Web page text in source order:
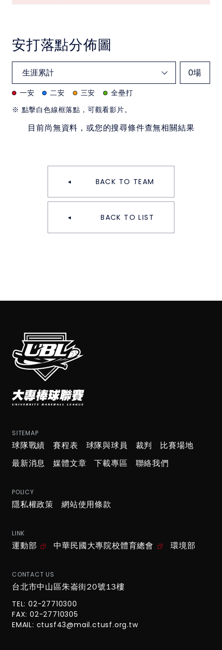
安打落點分佈圖
0場
一安 二安 三安
全壘打
※ 點擊白色線框落點，可觀看影片。
目前尚無資料，或您的搜尋條件查無相關結果
BACK TO TEAM
BACK TO LIST
SITEMAP
球隊戰績 賽程表 球隊與球員 裁判
比賽場地
最新消息
媒體文章 下載專區 聯絡我們
POLICY
隱私權政策 網站使用條款
LINK
運動部 中華民國大專院校體育總會 環境部
CONTACT US
台北市中山區朱崙街20號13樓
TEL: 02-27710300
FAX: 02-27710305
EMAIL: ctusf43@mail.ctusf.org.tw